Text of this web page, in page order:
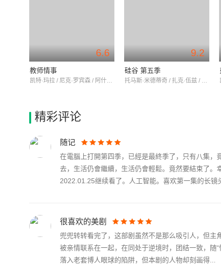
6.6
教师情事
凯特·玛拉 / 尼克·罗宾森 / 阿什利·祖克曼
9.2
硅谷 第五季
托马斯·米德蒂奇 / 扎克·伍兹 / 马丁·斯塔尔
精彩评论
随记
在電腦上打開第四季，已經是最終季了，只有八集
去，生活仍會繼續，生活仍會輕鬆。竟然要結束了
2022.01.25继续看了。人工智能。喜欢第一集的长镜
很喜欢的美剧
兜兜转转看完了，这部剧虽然不是那么吸引人，但主
被亲情联系在一起，在同处于逆境时，团结一致，随
落入老套博人眼球的陷阱，但本剧的人物却刻画得...